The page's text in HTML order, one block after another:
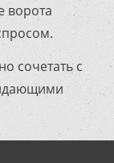
ворота
сочетать с